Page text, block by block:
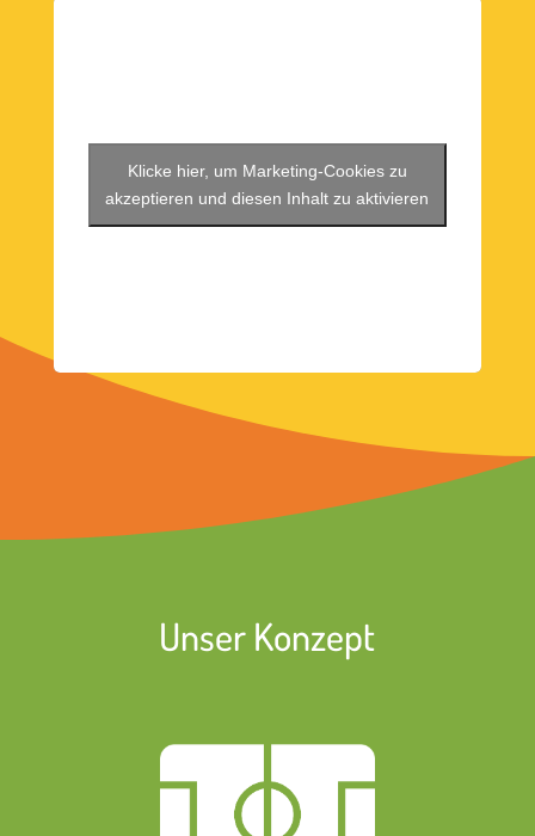
Klicke hier, um Marketing-Cookies zu
akzeptieren und diesen Inhalt zu aktivieren
Unser Konzept